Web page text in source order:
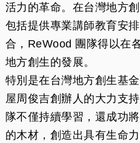
活力的革命。在台灣地方
包括提供專業講師教育安
合，ReWood 團隊得以在
地方創生的發展。
特別是在台灣地方創生基
屋周俊吉創辦人的大力支
隊不僅持續學習，還成功
的木材，創造出具有生命